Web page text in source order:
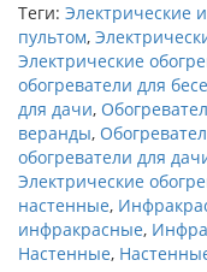
Теги: Электрические
пультом,
Электрические
обогреватели для
для дачи,
веранды,
обогреватели для
Электрические
настенные,
инфракрасные,
Настенные,